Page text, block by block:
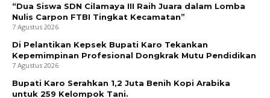
“Dua Siswa SDN Cilamaya III Raih Juara dalam Lomba
Nulis Carpon FTBI Tingkat Kecamatan”
7 Agustus 2026
Di Pelantikan Kepsek Bupati Karo Tekankan
Kepemimpinan Profesional Dongkrak Mutu Pendidikan
7 Agustus 2026
Bupati Karo Serahkan 1,2 Juta Benih Kopi Arabika
untuk 259 Kelompok Tani.